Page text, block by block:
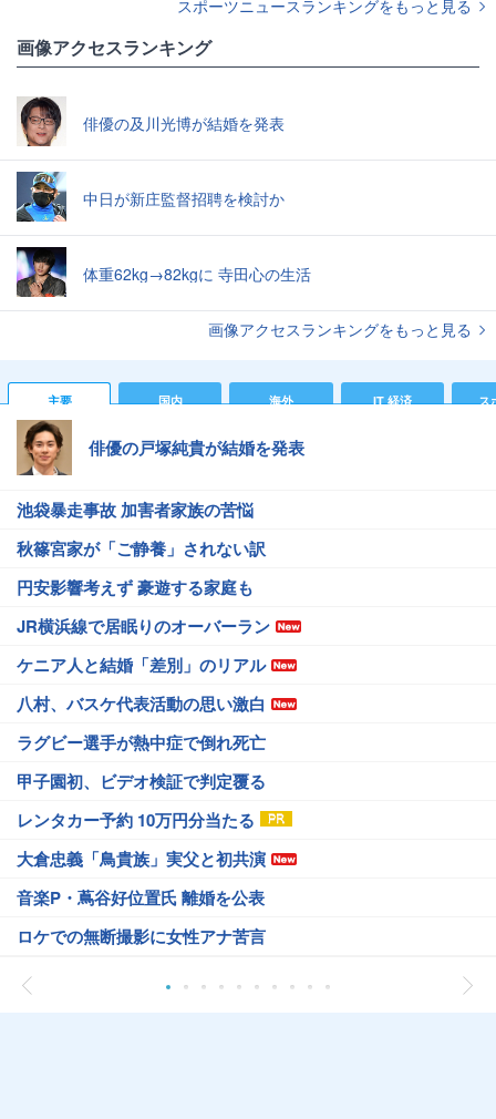
スポーツニュースランキングをもっと見る
画像アクセスランキング
俳優の及川光博が結婚を発表
中日が新庄監督招聘を検討か
体重62kg→82kgに 寺田心の生活
画像アクセスランキングをもっと見る
主要 国内 海外 IT 経済 ス
俳優の戸塚純貴が結婚を発表
池袋暴走事故 加害者家族の苦悩
秋篠宮家が「ご静養」されない訳
円安影響考えず 豪遊する家庭も
JR横浜線で居眠りのオーバーラン
ケニア人と結婚「差別」のリアル
八村、バスケ代表活動の思い激白
ラグビー選手が熱中症で倒れ死亡
甲子園初、ビデオ検証で判定覆る
レンタカー予約 10万円分当たる
大倉忠義「鳥貴族」実父と初共演
音楽P・蔦谷好位置氏 離婚を公表
ロケでの無断撮影に女性アナ苦言